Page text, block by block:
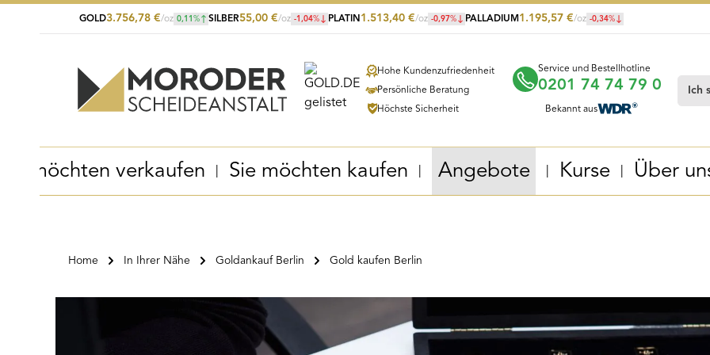
Zum Hauptinhalt springen
Zur Suche springen
Zur Hauptnavigation springen
GOLD3.756,78 €/oz 0,11 % SILBER55,00 €/oz -1,04% PLATIN 1.513,40 €/oz -0,97% PALLADIUM 1.195,57 €/oz -0,34%
Hohe Kundenzufriedenheit
Persönliche Beratung
Höchste Sicherheit
Service und Bestellhotline
0201 74 74 79 0
Bekannt aus
möchten verkaufen Sie möchten kaufen Angebote Kurse Über
Home In Ihrer Nähe Goldankauf Berlin Gold kaufen Berlin